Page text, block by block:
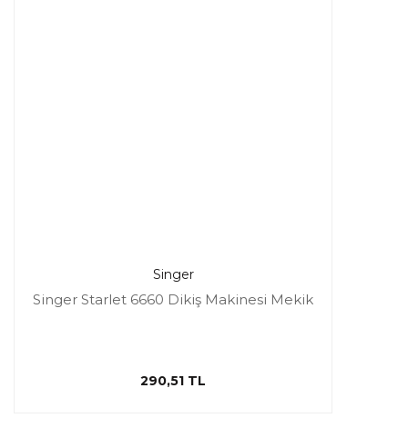
Singer
Singer Starlet 6660 Dikiş Makinesi Mekik
290,51 TL